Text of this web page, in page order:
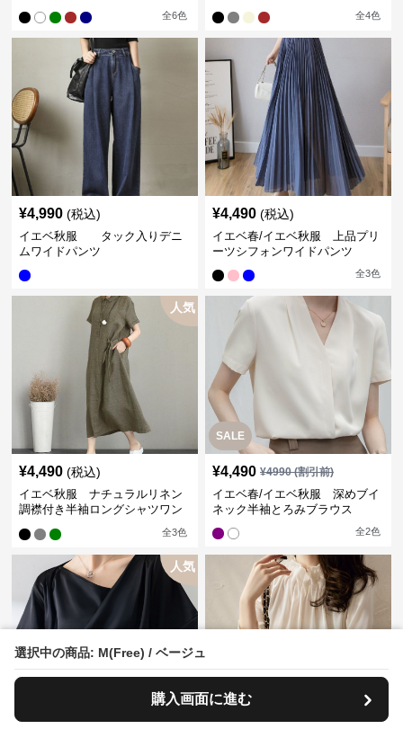
選択中の商品: M(Free) / ベージュ
購入画面に進む
全6色 全4色
¥4,990 (税込)
イエベ秋服 タック入りデニ
ムワイドパンツ
¥4,490 (税込)
イエベ春/イエベ秋服 上品プリ
ーツシフォンワイドパンツ
全3色
人気
¥4,490 (税込)
イエベ秋服 ナチュラルリネン
調襟付き半袖ロングシャツワン
全3色
SALE
¥4,490 ¥4990(割引前)
イエベ春/イエベ秋服 深めブイ
ネック半袖とろみブラウス
全2色
人気